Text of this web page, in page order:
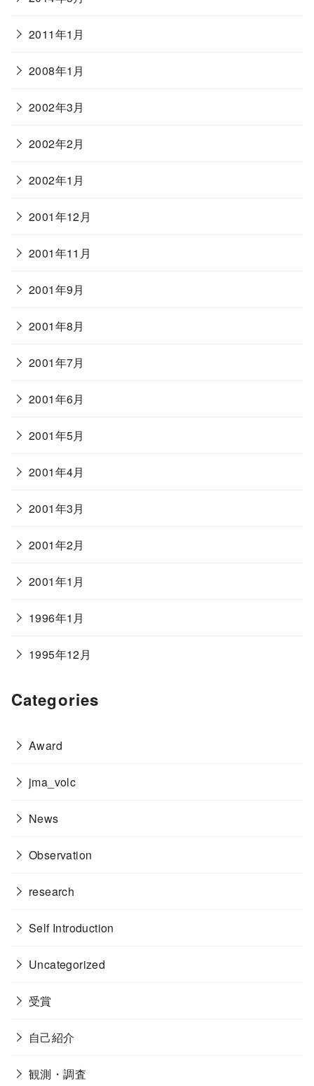
2011年1月
2008年1月
2002年3月
2002年2月
2002年1月
2001年12月
2001年11月
2001年9月
2001年8月
2001年7月
2001年6月
2001年5月
2001年4月
2001年3月
2001年2月
2001年1月
1996年1月
1995年12月
Categories
Award
jma_volc
News
Observation
research
Self Introduction
Uncategorized
受賞
自己紹介
観測・調査